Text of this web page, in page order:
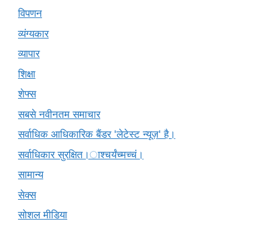
विपणन
व्यंग्यकार
व्यापार
शिक्षा
शेफ्स
सबसे नवीनतम समाचार
सर्वाधिक आधिकारिक बैंडर 'लेटेस्ट न्यूज़' है।
सर्वाधिकार सुरक्षित।ाश्चर्यंच्मच्चं।
सामान्य
सेक्स
सोशल मीडिया